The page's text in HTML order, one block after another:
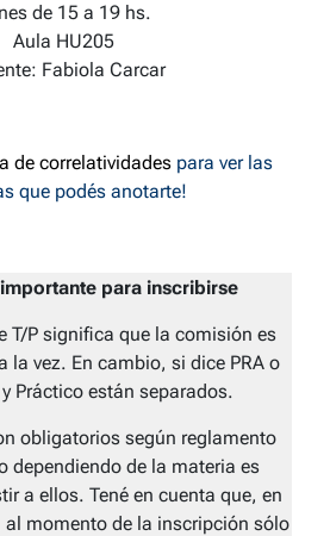
de 15 a 19 hs.
Aula HU205
Fabiola Carcar
de correlatividades para ver las
que podés anotarte!
para inscribirse
T/P significa que la comisión es
la vez. En cambio, si dice PRA o
y Práctico están separados.
obligatorios según reglamento
dependiendo de la materia es
a ellos. Tené en cuenta que, en
al momento de la inscripción sólo